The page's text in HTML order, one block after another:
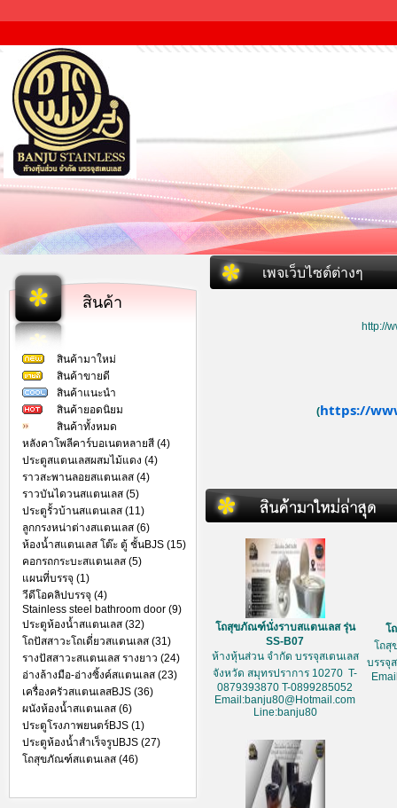
สินค้า
สินค้ามาใหม่
สินค้าขายดี
สินค้าแนะนำ
สินค้ายอดนิยม
สินค้าทั้งหมด
หลังคาโพลีคาร์บอเนตหลายสี (4)
ประตูสแตนเลสผสมไม้แดง (4)
ราวสะพานลอยสแตนเลส (4)
ราวบันไดวนสแตนเลส (5)
ประตูรั้วบ้านสแตนเลส (11)
ลูกกรงหน่าต่างสแตนเลส (6)
ห้องน้ำสแตนเลส โต๊ะ ตู้ ชั้นBJS (15)
คอกรถกระบะสแตนเลส (5)
แผนที่บรรจุ (1)
วีดีโอคลิปบรรจุ (4)
Stainless steel bathroom door (9)
ประตูห้องน้ำสแตนเลส (32)
โถปัสสาวะโถเดี่ยวสแตนเลส (31)
รางปัสสาวะสแตนเลส รางยาว (24)
อ่างล้างมือ-อ่างซิ้งค์สแตนเลส (23)
เครื่องครัวสแตนเลสBJS (36)
ผนังห้องน้ำสแตนเลส (6)
ประตูโรงภาพยนตร์BJS (1)
ประตูห้องน้ำสำเร็จรูปBJS (27)
โถสุขภัณฑ์สแตนเลส (46)
เพจเว็บไซต์ต่างๆ
http://
(https://
โถสุขภัณฑ์นั่งราบสแตนเลส รุ่น
SS-B07
ห้างหุ้นส่วน จำกัด บรรจุสเตนเลส
จังหวัด สมุทรปราการ 10270 T-
0879393870 T-0899285052
Email:banju80@Hotmail.com
Line:banju80
โ
โถสุ
บรรจุ